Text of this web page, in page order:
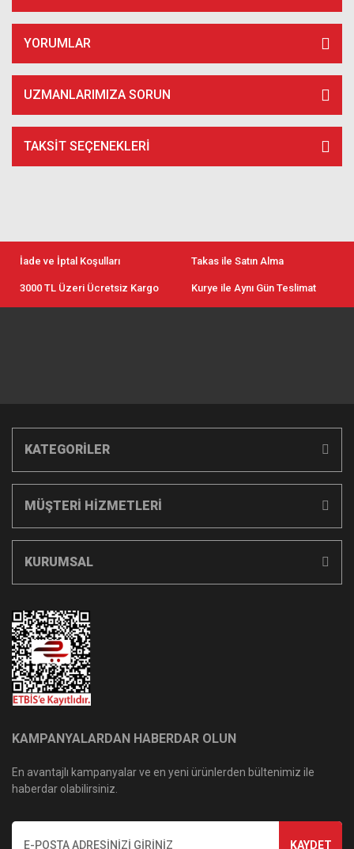
YORUMLAR
UZMANLARIMIZA SORUN
TAKSIT SEÇENEKLERI
İade ve İptal Koşulları Takas ile Satın Alma
3000 TL Üzeri Ücretsiz Kargo Kurye ile Aynı Gün Teslimat
KATEGORİLER
MÜŞTERİ HİZMETLERİ
KURUMSAL
KAMPANYALARDAN HABERDAR OLUN
En avantajlı kampanyalar ve en yeni ürünlerden bültenimiz ile
haberdar olabilirsiniz.
KAYDET